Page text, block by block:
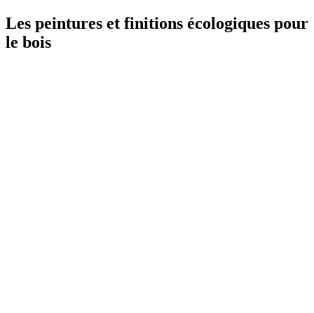
Les peintures et finitions écologiques pour
le bois